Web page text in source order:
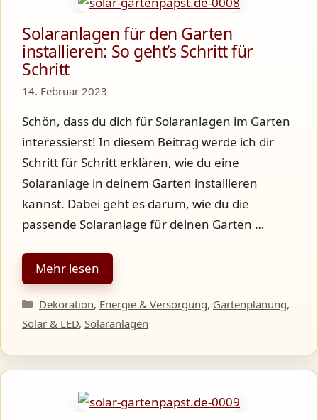
Solaranlagen für den Garten
installieren: So geht’s Schritt für
Schritt
14. Februar 2023
Schön, dass du dich für Solaranlagen im Garten
interessierst! In diesem Beitrag werde ich dir
Schritt für Schritt erklären, wie du eine
Solaranlage in deinem Garten installieren
kannst. Dabei geht es darum, wie du die
passende Solaranlage für deinen Garten …
Mehr lesen
Kategorien
Dekoration, Energie & Versorgung, Gartenplanung,
Solar & LED, Solaranlagen